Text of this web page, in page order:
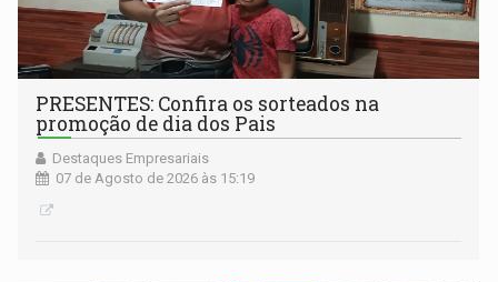
PRESENTES: Confira os sorteados na
promoção de dia dos Pais
Destaques Empresariais
07 de Agosto de 2026 às 15:19